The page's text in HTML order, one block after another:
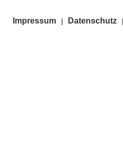
Impressum Datenschutz